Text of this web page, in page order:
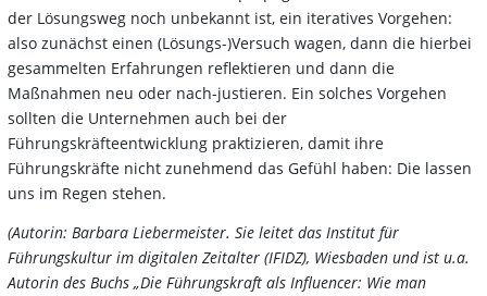
der Lösungsweg noch unbekannt ist, ein iteratives Vorgehen:
also zunächst einen (Lösungs-)Versuch wagen, dann die hierbei
gesammelten Erfahrungen reflektieren und dann die
Maßnahmen neu oder nach-justieren. Ein solches Vorgehen
sollten die Unternehmen auch bei der
Führungskräfteentwicklung praktizieren, damit ihre
Führungskräfte nicht zunehmend das Gefühl haben: Die lassen
uns im Regen stehen.
(Autorin: Barbara Liebermeister. Sie leitet das Institut für
Führungskultur im digitalen Zeitalter (IFIDZ), Wiesbaden und ist u.a.
Autorin des Buchs „Die Führungskraft als Influencer: Wie man